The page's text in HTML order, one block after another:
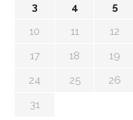
3
4 5
10
11 12
17
18 19
24
25 26
31